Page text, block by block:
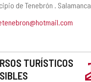
de Tenebrón . Salamanca
TURÍSTICOS